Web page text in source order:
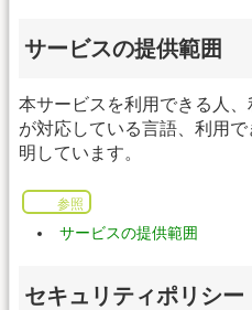
サービスの提供範囲
本サービスを利用できる人
が対応している言語、利用
明しています。
参照
サービスの提供範囲
セキュリティポリシー